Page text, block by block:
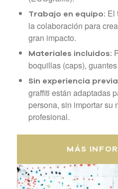
Trabajo en equipo: El
la colaboración para
gran impacto.
Materiales incluidos:
boquillas (caps),
Sin experiencia
graffiti están adaptadas
persona, sin importar su
profesional.
MÁS